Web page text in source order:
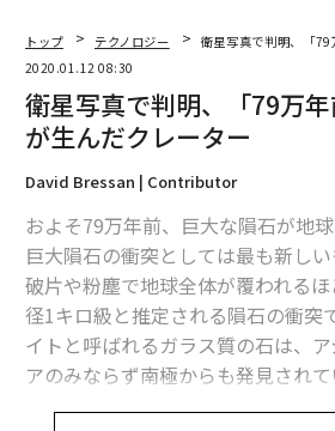
トップ テクノロジー
衛星写真で判明、「
2020.01.12 08:30
衛星写真で判明、「79万年
が生んだクレーター
David Bressan | Contributor
およそ79万年前、巨大な隕石が地
巨大隕石の衝突としては最も新し
破片や粉塵で地球全体が覆われる
径1キロ級と推定される隕石の衝突
イトと呼ばれるガラス質の石は、
アのみならず南極からも発見されて